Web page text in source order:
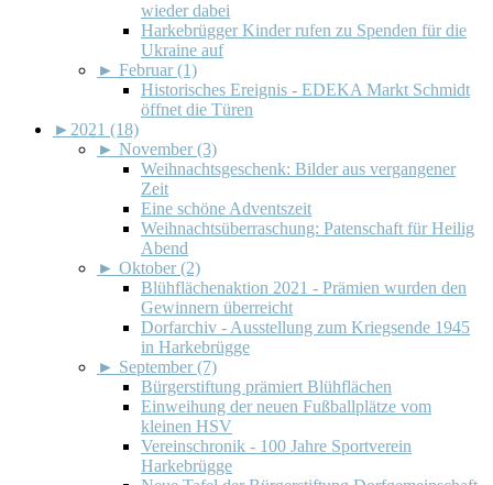
wieder dabei
Harkebrügger Kinder rufen zu Spenden für die
Ukraine auf
► Februar (1)
Historisches Ereignis - EDEKA Markt Schmidt
öffnet die Türen
► 2021 (18)
► November (3)
Weihnachtsgeschenk: Bilder aus vergangener
Zeit
Eine schöne Adventszeit
Weihnachtsüberraschung: Patenschaft für Heilig
Abend
► Oktober (2)
Blühflächenaktion 2021 - Prämien wurden den
Gewinnern überreicht
Dorfarchiv - Ausstellung zum Kriegsende 1945
in Harkebrügge
► September (7)
Bürgerstiftung prämiert Blühflächen
Einweihung der neuen Fußballplätze vom
kleinen HSV
Vereinschronik - 100 Jahre Sportverein
Harkebrügge